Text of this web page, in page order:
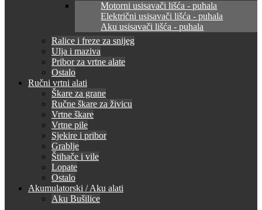
Motorni usisavači lišća - puhala
Električni usisavači lišća - puhala
Aku usisavači lišća - puhala
Ralice i freze za snijeg
Ulja i maziva
Pribor za vrtne alate
Ostalo
Ručni vrtni alati
Škare za grane
Ručne škare za živicu
Vrtne škare
Vrtne pile
Sjekire i pribor
Grablje
Štihače i vile
Lopate
Ostalo
Akumulatorski / Aku alati
Aku Bušilice